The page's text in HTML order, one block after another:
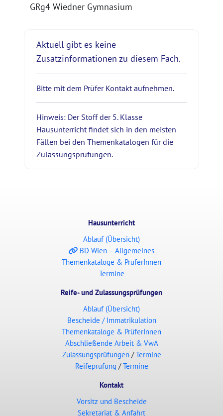
GRg4 Wiedner Gymnasium
Aktuell gibt es keine
Zusatzinformationen zu diesem Fach.
Bitte mit dem Prüfer Kontakt aufnehmen.
Hinweis: Der Stoff der 5. Klasse
Hausunterricht findet sich in den meisten
Fällen bei den Themenkatalogen für die
Zu­las­sungs­prüf­ung­en.
Hausunterricht
Ablauf (Übersicht)
BD Wien – Allgemeines
Themenkataloge & PrüferInnen
Termine
Reife- und Zulassungsprüfungen
Ablauf (Übersicht)
Bescheide / Immatrikulation
Themenkataloge & PrüferInnen
Abschließende Arbeit & VwA
Zulassungsprüfungen/Termine
Reifeprüfung /Termine
Kontakt
Vorsitz und Bescheide
Sekretariat & Anfahrt